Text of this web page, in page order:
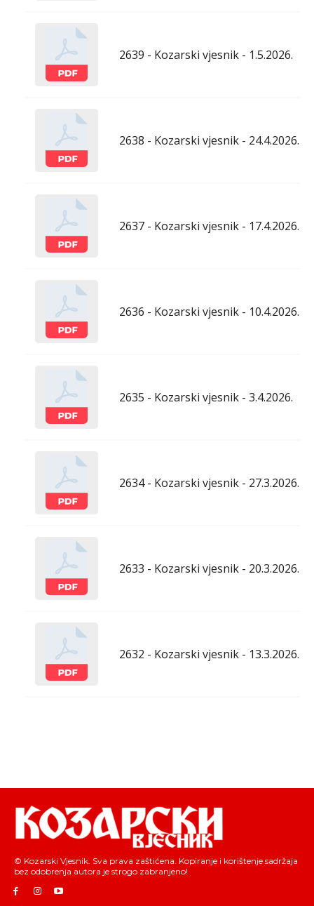
2639 - Kozarski vjesnik - 1.5.2026.
2638 - Kozarski vjesnik - 24.4.2026.
2637 - Kozarski vjesnik - 17.4.2026.
2636 - Kozarski vjesnik - 10.4.2026.
2635 - Kozarski vjesnik - 3.4.2026.
2634 - Kozarski vjesnik - 27.3.2026.
2633 - Kozarski vjesnik - 20.3.2026.
2632 - Kozarski vjesnik - 13.3.2026.
© Kozarski Vjesnik. Sva prava zaštićena. Kopiranje i korištenje sadržaja
bez odobrenja autora je strogo zabranjeno!